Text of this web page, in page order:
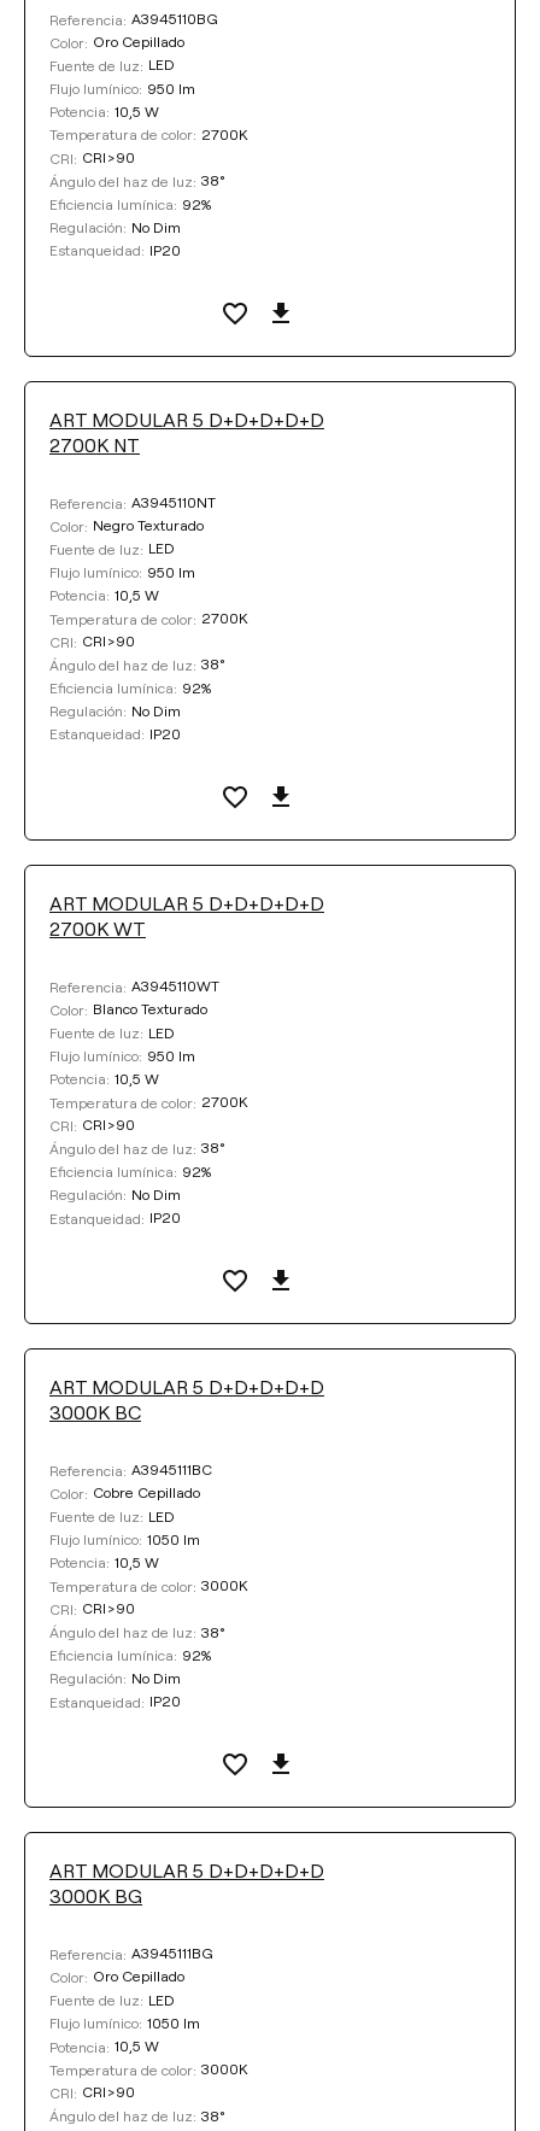
Negro Texturado
COLOR
Referencia: A3945110BG
Color: Oro Cepillado
Fuente de luz: LED
Flujo lumínico: 950 lm
Potencia: 10,5 W
Temperatura de color: 2700K
CRI: CRI>90
Ángulo del haz de luz: 38°
Eficiencia lumínica: 92%
Regulación: No Dim
Estanqueidad: IP20
ART MODULAR 5 D+D+D+D+D
2700K NT
Referencia: A3945110NT
Color: Negro Texturado
Fuente de luz: LED
Flujo lumínico: 950 lm
Potencia: 10,5 W
Temperatura de color: 2700K
CRI: CRI>90
Ángulo del haz de luz: 38°
Eficiencia lumínica: 92%
Regulación: No Dim
Estanqueidad: IP20
ART MODULAR 5 D+D+D+D+D
2700K WT
Referencia: A3945110WT
Color: Blanco Texturado
Fuente de luz: LED
Flujo lumínico: 950 lm
Potencia: 10,5 W
Temperatura de color: 2700K
CRI: CRI>90
Ángulo del haz de luz: 38°
Eficiencia lumínica: 92%
Regulación: No Dim
Estanqueidad: IP20
ART MODULAR 5 D+D+D+D+D
3000K BC
Referencia: A3945111BC
Color: Cobre Cepillado
Fuente de luz: LED
Flujo lumínico: 1050 lm
Potencia: 10,5 W
Temperatura de color: 3000K
CRI: CRI>90
Ángulo del haz de luz: 38°
Eficiencia lumínica: 92%
Regulación: No Dim
Estanqueidad: IP20
ART MODULAR 5 D+D+D+D+D
3000K BG
Referencia: A3945111BG
Color: Oro Cepillado
Fuente de luz: LED
Flujo lumínico: 1050 lm
Potencia: 10,5 W
Temperatura de color: 3000K
CRI: CRI>90
Ángulo del haz de luz: 38°